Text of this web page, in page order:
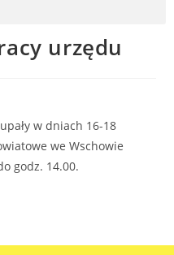
urzędu
w dniach 16-18
we Wschowie
godz. 14.00.